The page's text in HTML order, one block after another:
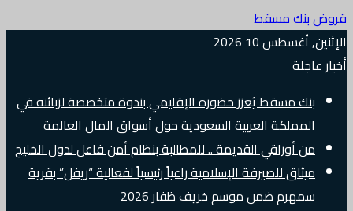
قروض بنك مسقط
الإثنين, أغسطس 10 2026
أخبار عاجلة
بنك مسقط يُعزز حضوره الإقليمي بندوة متخصصة لزبائنه في
المملكة العربية السعودية حول أسواق المال العالمة
من أوراقي القديمة .. للمطالبة بنظام أمن فاعل لدول الخليج
ميثاق للصيرفة الإسلامية راعياً رئيسياً لفعالية “ريفل” بقرية
سمهرم ضمن موسم خريف ظفار 2026